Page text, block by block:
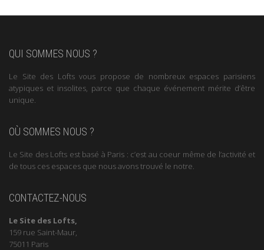
QUI SOMMES NOUS ?
Le Site des Lofts vous propose de nombreux espaces parisiens
atypiques et insolites, parce que chaque événement mérite d’être
unique.
OÙ SOMMES NOUS ?
Le Site des Lofts est basé à Paris : c’est au coeur même de l’activité et
de tous ces espaces que nous avons trouvé le notre.
CONTACTEZ-NOUS
Le Site des Lofts,
159 rue Saint-Maur,
75011 Paris